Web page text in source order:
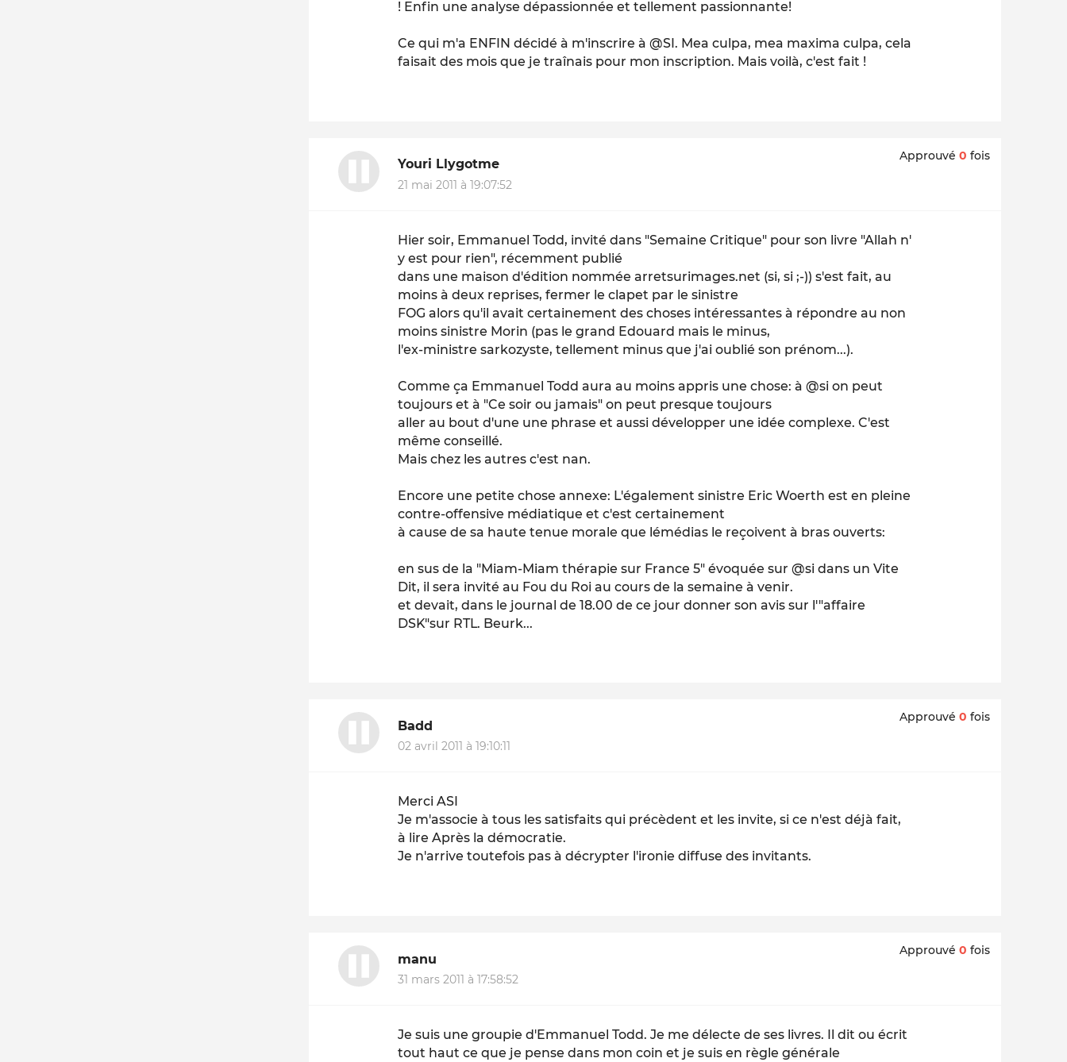
! Enfin une analyse dépassionnée et tellement passionnante!
Ce qui m'a ENFIN décidé à m'inscrire à @SI. Mea culpa, mea maxima culpa, cela
faisait des mois que je traînais pour mon inscription. Mais voilà, c'est fait !
Youri Llygotme
21 mai 2011 à 19:07:52
Approuvé 0 fois
Hier soir, Emmanuel Todd, invité dans "Semaine Critique" pour son livre "Allah n'
y est pour rien", récemment publié
dans une maison d'édition nommée arretsurimages.net (si, si ;-)) s'est fait, au
moins à deux reprises, fermer le clapet par le sinistre
FOG alors qu'il avait certainement des choses intéressantes à répondre au non
moins sinistre Morin (pas le grand Edouard mais le minus,
l'ex-ministre sarkozyste, tellement minus que j'ai oublié son prénom...).
Comme ça Emmanuel Todd aura au moins appris une chose: à @si on peut
toujours et à "Ce soir ou jamais" on peut presque toujours
aller au bout d'une une phrase et aussi développer une idée complexe. C'est
même conseillé.
Mais chez les autres c'est nan.
Encore une petite chose annexe: L'également sinistre Eric Woerth est en pleine
contre-offensive médiatique et c'est certainement
à cause de sa haute tenue morale que lémédias le reçoivent à bras ouverts:
en sus de la "Miam-Miam thérapie sur France 5" évoquée sur @si dans un Vite
Dit, il sera invité au Fou du Roi au cours de la semaine à venir.
et devait, dans le journal de 18.00 de ce jour donner son avis sur l'"affaire
DSK"sur RTL. Beurk...
Badd
02 avril 2011 à 19:10:11
Approuvé 0 fois
Merci ASI
Je m'associe à tous les satisfaits qui précèdent et les invite, si ce n'est déjà fait,
à lireAprès la démocratie.
Je n'arrive toutefois pas àdécrypter l'ironie diffuse des invitants.
manu
31 mars 2011 à 17:58:52
Approuvé 0 fois
Je suis une groupie d'Emmanuel Todd. Je me délecte de ses livres. Il dit ou écrit
tout haut ce que je pense dans mon coin et je suis en règle générale